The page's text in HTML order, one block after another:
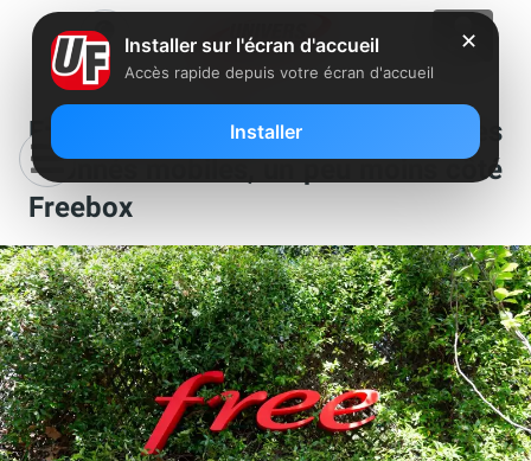
Free recommandé par 97% de ses
abonnés mobiles, un peu moins côté
Freebox
✕
Installer sur l'écran d'accueil
Accès rapide depuis votre écran d'accueil
Installer